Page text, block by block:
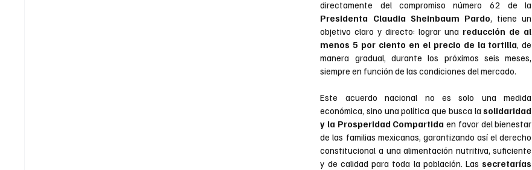
Presidenta Claudia Sheinbaum Pardo, tiene un
objetivo claro y directo: lograr una reducción de al
menos 5 por ciento en el precio de la tortilla, de
manera gradual, durante los próximos seis meses,
siempre en función de las condiciones del mercado.
Este acuerdo nacional no es solo una medida
económica, sino una política que busca la solidaridad
y la Prosperidad Compartida en favor del bienestar
de las familias mexicanas, garantizando así el derecho
constitucional a una alimentación nutritiva, suficiente
y de calidad para toda la población. Las secretarías